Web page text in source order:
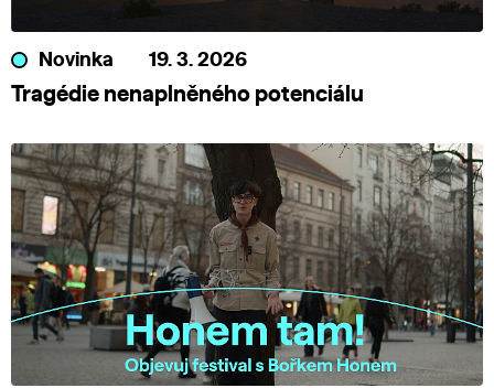
Novinka 19. 3. 2026
Tragédie nenaplněného potenciálu